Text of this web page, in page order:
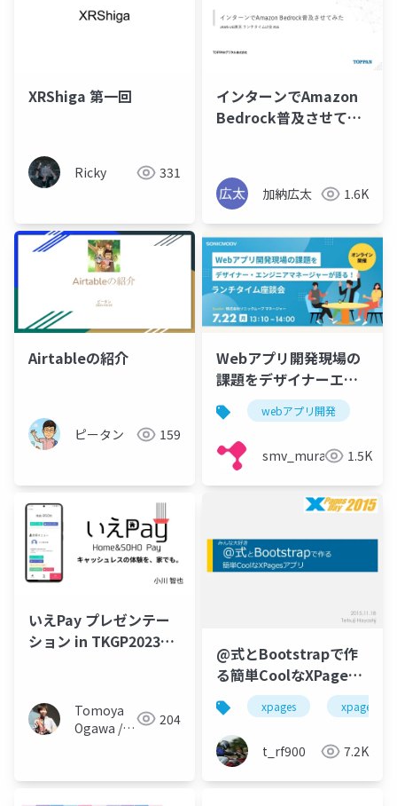
XRShiga 第一回
Ricky 331
インターンでAmazon
Bedrock普及させてみ
加納広太 1.6K
Airtableの紹介
ピータン 159
Webアプリ開発現場の
課題をデザイナーエン
ジニアマネージャーが
語る！
webアプリ開発
smv_murakami1.5K
いえPay プレゼンテー
ション in TKGP2023
Tomoya
Ogawa /
204
@式とBootstrapで作
る簡単CoolなXPages
アプリxpages xpage
t_rf900 7.2K